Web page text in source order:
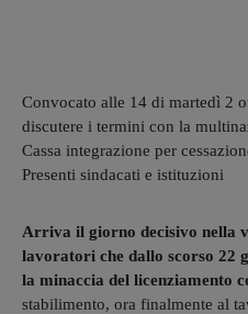
Convocato alle 14 di martedì 2
discutere i termini con la
Cassa integrazione per
Presenti sindacati e istituzioni
Arriva il giorno decisivo nella
lavoratori che dallo scorso 22
la minaccia del licenziamento
stabilimento, ora finalmente al